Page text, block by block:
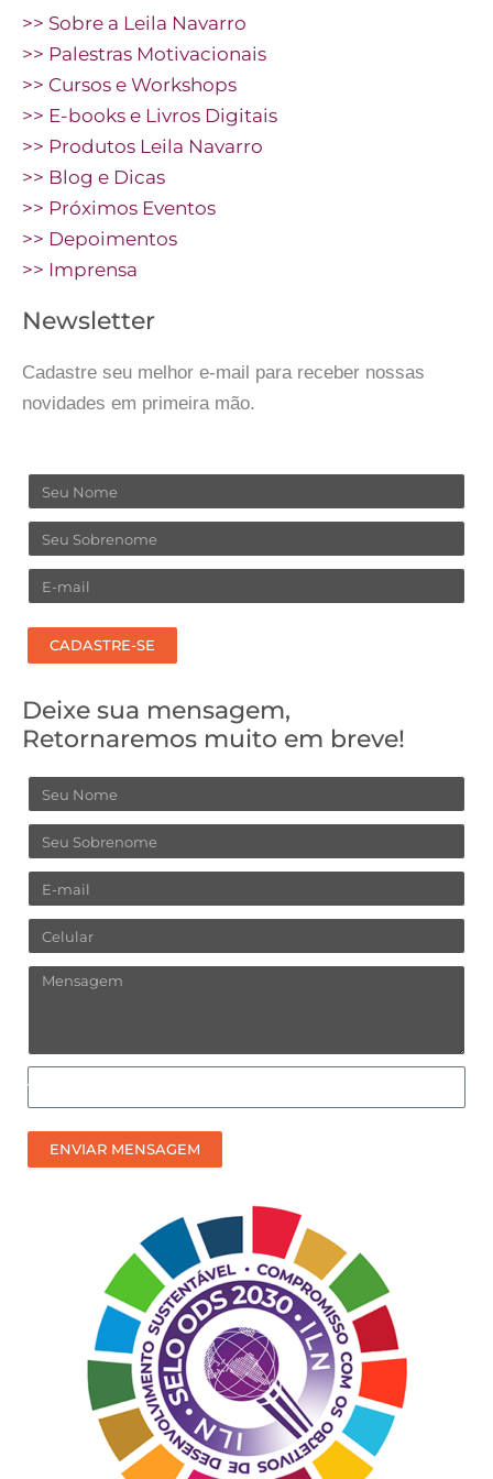
>> Sobre a Leila Navarro
>> Palestras Motivacionais
>> Cursos e Workshops
>> E-books e Livros Digitais
>> Produtos Leila Navarro
>> Blog e Dicas
>> Próximos Eventos
>> Depoimentos
>> Imprensa
Newsletter
Cadastre seu melhor e-mail para receber nossas
novidades em primeira mão.
Nome
Sobrenome
Email
CADASTRE-SE
Deixe sua mensagem,
Retornaremos muito em breve!
Nome
Sobrenome
Email
Celular
Mensagem
Como
prefere
receber
nosso
ENVIAR MENSAGEM